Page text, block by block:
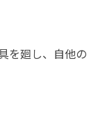
を廻し、自他の